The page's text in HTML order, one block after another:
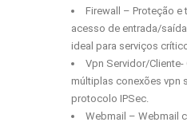
Firewall – Proteção e
acesso de entrada/
ideal para serviços
Vpn Servidor/
múltiplas conexões vpn
protocolo IPSec.
Webmail – Webmail